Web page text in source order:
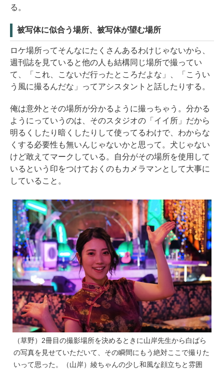
る。
被写体に似合う場所、被写体が望む場所
ロケ場所ってそんなにたくさんあるわけじゃないから、
週刊誌を見ていると他の人も結構同じ場所で撮ってい
て、「これ、こないだ行ったところだよな」、「こうい
う風に撮るんだな」ってアシスタントと話したりする。
俺は意外とその場所が分かるように撮っちゃう。分かる
ようにっていうのは、そのスタジオの「イイ所」だから
明るくしたり暗くしたりして使ってるわけで、わからな
くする必要性も無いんじゃないかと思って。犬じゃない
けど敢えてマークしている。自分がその場所を使用して
いるという印をつけておくのもカメラマンとして大事に
していること。
（草野）2冊目の撮影場所を決めるときに山岸先生から白ばら
の写真を見せていただいて、その瞬間にもう絶対ここで撮りた
いって思った。（山岸）綾ちゃんの少し和風な顔立ちと雰囲